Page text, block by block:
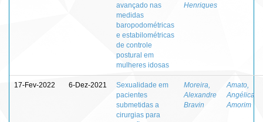
avançado nas
medidas
baropodométricas
e estabilométricas
de controle
postural em
mulheres idosas
Henriques
17-Fev-2022 6-Dez-2021
Sexualidade em
pacientes
submetidas a
cirurgias para
Moreira,
Alexandre
Bravin
Amato,
Angélica
Amorim